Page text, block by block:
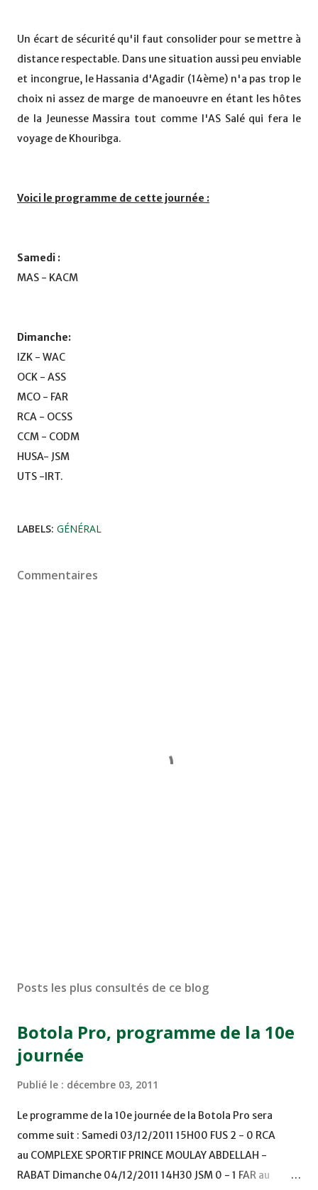
Un écart de sécurité qu'il faut consolider pour se mettre à
distance respectable. Dans une situation aussi peu enviable
et incongrue, le Hassania d'Agadir (14ème) n'a pas trop le
choix ni assez de marge de manoeuvre en étant les hôtes
de la Jeunesse Massira tout comme l'AS Salé qui fera le
voyage de Khouribga.
Voici le programme de cette journée :
Samedi :
MAS - KACM
Dimanche:
IZK - WAC
OCK - ASS
MCO - FAR
RCA - OCSS
CCM - CODM
HUSA- JSM
UTS -IRT.
LABELS: GÉNÉRAL
Commentaires
Posts les plus consultés de ce blog
Botola Pro, programme de la 10e
journée
Publié le : décembre 03, 2011
Le programme de la 10e journée de la Botola Pro sera
comme suit : Samedi 03/12/2011 15H00 FUS 2 - 0 RCA
au COMPLEXE SPORTIF PRINCE MOULAY ABDELLAH -
RABAT Dimanche 04/12/2011 14H30 JSM 0 - 1 FAR au